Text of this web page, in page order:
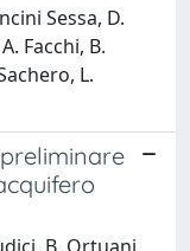
Sessa, D.
Facchi, B.
L.